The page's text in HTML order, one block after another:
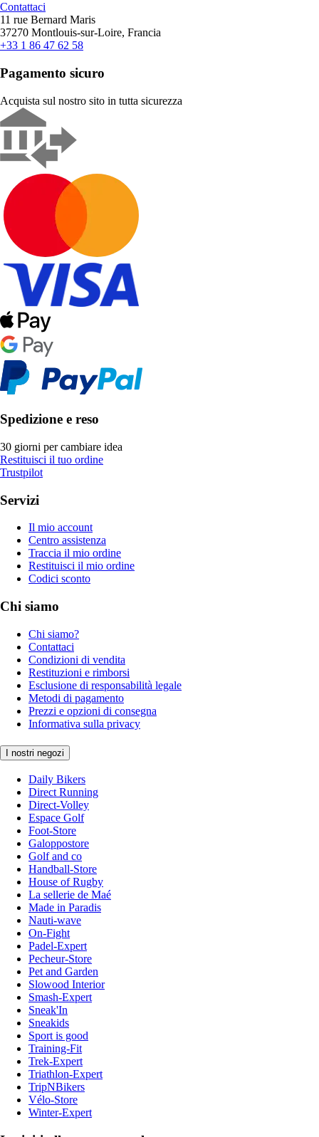
Contattaci
11 rue Bernard Maris
37270 Montlouis-sur-Loire, Francia
+33 1 86 47 62 58
Pagamento sicuro
Acquista sul nostro sito in tutta sicurezza
Spedizione e reso
30 giorni per cambiare idea
Restituisci il tuo ordine
Trustpilot
Servizi
Il mio account
Centro assistenza
Traccia il mio ordine
Restituisci il mio ordine
Codici sconto
Chi siamo
Chi siamo?
Contattaci
Condizioni di vendita
Restituzioni e rimborsi
Esclusione di responsabilità legale
Metodi di pagamento
Prezzi e opzioni di consegna
Informativa sulla privacy
I nostri negozi
Daily Bikers
Direct Running
Direct-Volley
Espace Golf
Foot-Store
Galoppostore
Golf and co
Handball-Store
House of Rugby
La sellerie de Maé
Made in Paradis
Nauti-wave
On-Fight
Padel-Expert
Pecheur-Store
Pet and Garden
Slowood Interior
Smash-Expert
Sneak'In
Sneakids
Sport is good
Training-Fit
Trek-Expert
Triathlon-Expert
TripNBikers
Vélo-Store
Winter-Expert